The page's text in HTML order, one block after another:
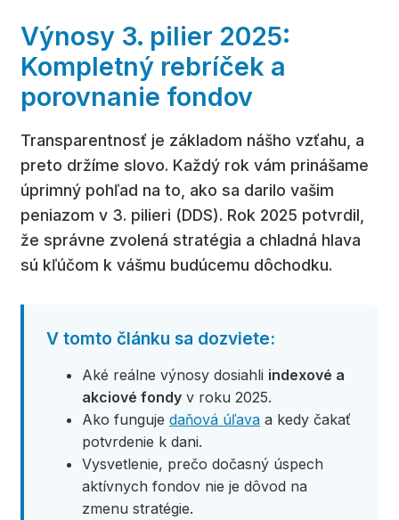
Výnosy 3. pilier 2025:
Kompletný rebríček a
porovnanie fondov
Transparentnosť je základom nášho vzťahu, a
preto držíme slovo. Každý rok vám prinášame
úprimný pohľad na to, ako sa darilo vašim
peniazom v 3. pilieri (DDS). Rok 2025 potvrdil,
že správne zvolená stratégia a chladná hlava
sú kľúčom k vášmu budúcemu dôchodku.
V tomto článku sa dozviete:
Aké reálne výnosy dosiahli indexové a
akciové fondy v roku 2025.
Ako funguje daňová úľava a kedy čakať
potvrdenie k dani.
Vysvetlenie, prečo dočasný úspech
aktívnych fondov nie je dôvod na
zmenu stratégie.